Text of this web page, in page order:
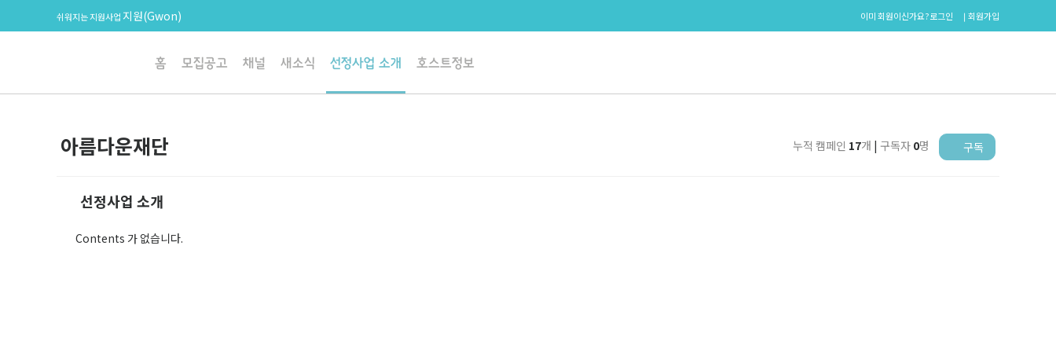
쉬워지는 지원사업지원(Gwon) 이미 회원이신가요?로그인 회원가입
홈 모집공고 채널 새소식 선정사업 소개 호스트정보
아름다운재단 누적 캠페인 17개 | 구독자 0명 구독
선정사업 소개
Contents 가 없습니다.